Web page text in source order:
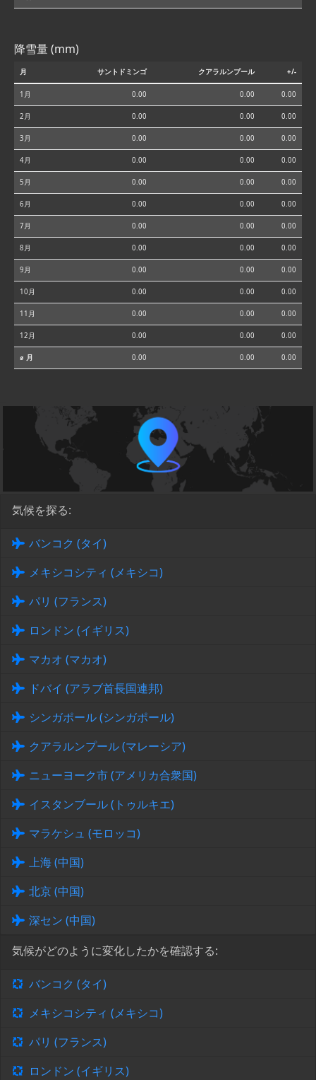
降雪量 (mm)
月 サントドミンゴ クアラルンプール +/-
1月 0.00 0.00 0.00
2月 0.00 0.00 0.00
3月 0.00 0.00 0.00
4月 0.00 0.00 0.00
5月 0.00 0.00 0.00
6月 0.00 0.00 0.00
7月 0.00 0.00 0.00
8月 0.00 0.00 0.00
9月 0.00 0.00 0.00
10月 0.00 0.00 0.00
11月 0.00 0.00 0.00
12月 0.00 0.00 0.00
⌀ 月 0.00 0.00 0.00
気候を探る:
バンコク (タイ)
メキシコシティ (メキシコ)
パリ (フランス)
ロンドン (イギリス)
マカオ (マカオ)
ドバイ (アラブ首長国連邦)
シンガポール (シンガポール)
クアラルンプール (マレーシア)
ニューヨーク市 (アメリカ合衆国)
イスタンブール (トゥルキエ)
マラケシュ (モロッコ)
上海 (中国)
北京 (中国)
深セン (中国)
気候がどのように変化したかを確認する:
バンコク (タイ)
メキシコシティ (メキシコ)
パリ (フランス)
ロンドン (イギリス)